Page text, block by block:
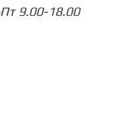
9.00-18.00